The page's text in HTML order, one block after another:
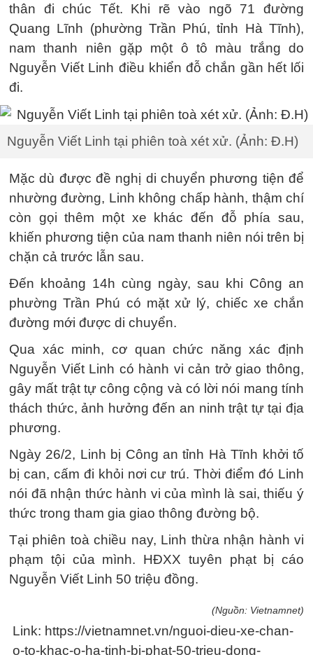
thân đi chúc Tết. Khi rẽ vào ngõ 71 đường
Quang Lĩnh (phường Trần Phú, tỉnh Hà Tĩnh),
nam thanh niên gặp một ô tô màu trắng do
Nguyễn Viết Linh điều khiển đỗ chắn gần hết lối
đi.
Nguyễn Viết Linh tại phiên toà xét xử. (Ảnh: Đ.H)
Mặc dù được đề nghị di chuyển phương tiện để
nhường đường, Linh không chấp hành, thậm chí
còn gọi thêm một xe khác đến đỗ phía sau,
khiến phương tiện của nam thanh niên nói trên bị
chặn cả trước lẫn sau.
Đến khoảng 14h cùng ngày, sau khi Công an
phường Trần Phú có mặt xử lý, chiếc xe chắn
đường mới được di chuyển.
Qua xác minh, cơ quan chức năng xác định
Nguyễn Viết Linh có hành vi cản trở giao thông,
gây mất trật tự công cộng và có lời nói mang tính
thách thức, ảnh hưởng đến an ninh trật tự tại địa
phương.
Ngày 26/2, Linh bị Công an tỉnh Hà Tĩnh khởi tố
bị can, cấm đi khỏi nơi cư trú. Thời điểm đó Linh
nói đã nhận thức hành vi của mình là sai, thiếu ý
thức trong tham gia giao thông đường bộ.
Tại phiên toà chiều nay, Linh thừa nhận hành vi
phạm tội của mình. HĐXX tuyên phạt bị cáo
Nguyễn Viết Linh 50 triệu đồng.
(Nguồn: Vietnamnet)
Link: https://vietnamnet.vn/nguoi-dieu-xe-chan-
o-to-khac-o-ha-tinh-bi-phat-50-trieu-dong-